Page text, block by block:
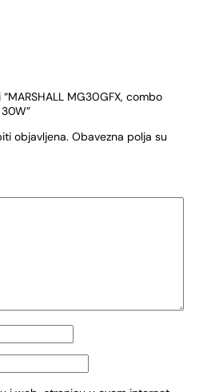
MG30GFX, combo
objavljena. Obavezna polja su